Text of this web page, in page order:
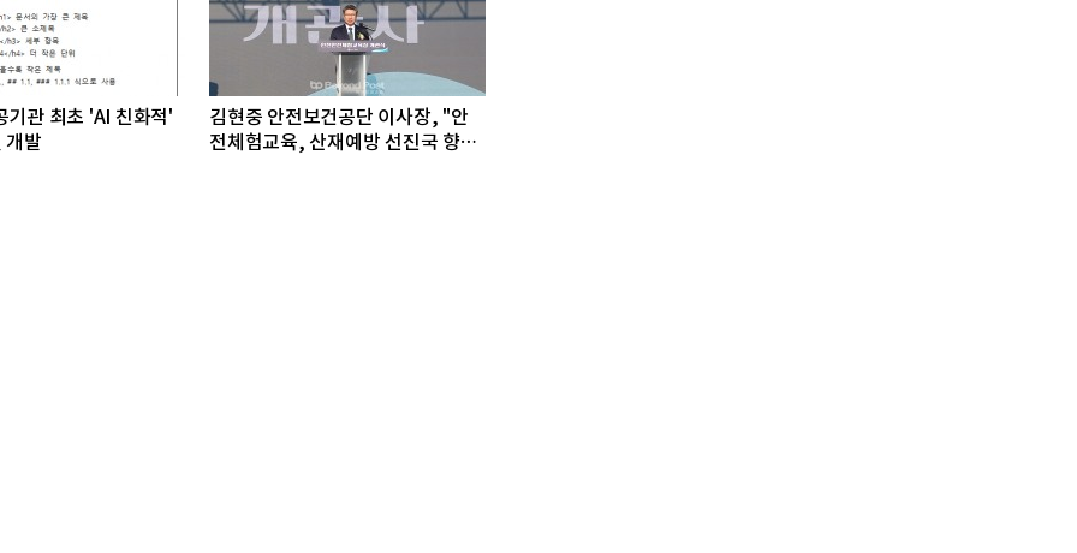
기관 최초 'AI 친화적'
개발
김현중 안전보건공단 이사장, "안
전체험교육, 산재예방 선진국 향한